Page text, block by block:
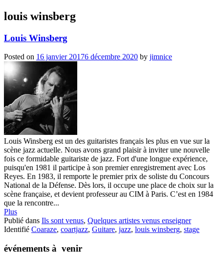
louis winsberg
Louis Winsberg
Posted on 16 janvier 20176 décembre 2020 by jimnice
Louis Winsberg est un des guitaristes français les plus en vue sur la
scène jazz actuelle. Nous avons grand plaisir à inviter une nouvelle
fois ce formidable guitariste de jazz. Fort d'une longue expérience,
puisqu'en 1981 il participe à son premier enregistrement avec Los
Reyes. En 1983, il remporte le premier prix de soliste du Concours
National de la Défense. Dès lors, il occupe une place de choix sur la
scène française, et devient professeur au CIM à Paris. C’est en 1984
que la rencontre...
Plus
Publié dans Ils sont venus, Quelques artistes venus enseigner
Identifié Coaraze, coartjazz, Guitare, jazz, louis winsberg, stage
événements à venir